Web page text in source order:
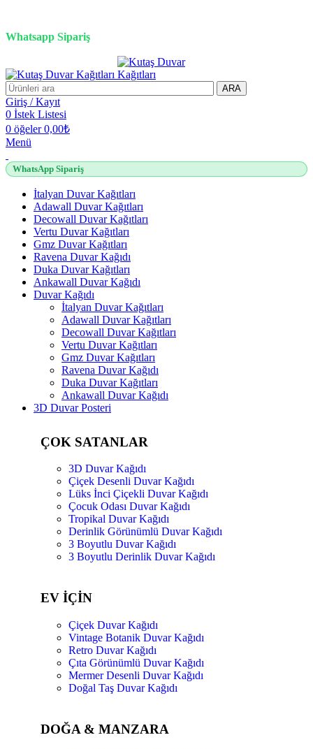
Whatsapp Sipariş
ARA
Giriş / Kayıt
0 İstek Listesi
0 öğeler 0,00₺
Menü
WhatsApp Sipariş
İtalyan Duvar Kağıtları
Adawall Duvar Kağıtları
Decowall Duvar Kağıtları
Vertu Duvar Kağıtları
Gmz Duvar Kağıtları
Ravena Duvar Kağıdı
Duka Duvar Kağıtları
Ankawall Duvar Kağıdı
Duvar Kağıdı
İtalyan Duvar Kağıtları
Adawall Duvar Kağıtları
Decowall Duvar Kağıtları
Vertu Duvar Kağıtları
Gmz Duvar Kağıtları
Ravena Duvar Kağıdı
Duka Duvar Kağıtları
Ankawall Duvar Kağıdı
3D Duvar Posteri
ÇOK SATANLAR
3D Duvar Kağıdı
Çiçek Desenli Duvar Kağıdı
Lüks İnci Çiçekli Duvar Kağıdı
Çocuk Odası Duvar Kağıdı
Tropikal Duvar Kağıdı
Derinlik Görünümlü Duvar Kağıdı
3 Boyutlu Duvar Kağıdı
3 Boyutlu Derinlik Duvar Kağıdı
EV İÇİN
Çiçek Duvar Kağıdı
Vintage Botanik Duvar Kağıdı
Retro Duvar Kağıdı
Çıta Görünümlü Duvar Kağıdı
Mermer Desenli Duvar Kağıdı
Doğal Taş Duvar Kağıdı
DOĞA & MANZARA